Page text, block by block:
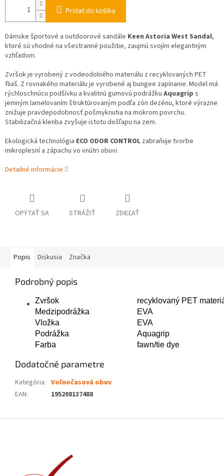
Pridať do košíka
Dámske športové a outdoorové sandále Keen Astoria West Sandal,
ktoré sú vhodné na všestranné použitie, zaujmú svojím elegantným
vzhľadom.
Zvršok je vyrobený z vodeodolného materiálu z recyklovaných PET
fliaš. Z rovnakého materiálu je vyrobené aj bungee zapínanie. Model má
rýchloschnúcu podšívku a kvalitnú gumovú podrážku Aquagrip s
jemným lamelovaním štruktúrovaným podľa zón dezénu, ktoré výrazne
znižuje pravdepodobnosť pošmyknutia na mokrom povrchu.
Stabilizačná klenba zvyšuje istotu došľapu na zem.
Ekologická technológia ECO ODOR CONTROL zabraňuje tvorbe
mikroplesní a zápachu vo vnútri obuvi.
Detailné informácie
OPÝTAŤ SA STRÁŽIŤ ZDIEĽAŤ
Popis Diskusia Značka
Podrobný popis
Zvršok
recyklovaný PET
Medzipodrážka
EVA
Vložka
EVA
Podrážka
Aquagrip
Farba
fawn/tie dye
Dodatočné parametre
Kategória: Voľnočasová obuv
EAN: 195208137488